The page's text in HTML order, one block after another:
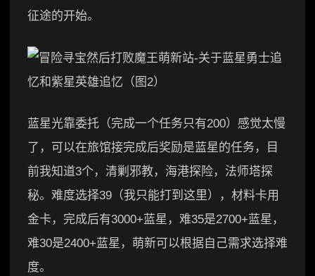
征途的开始。
蓝星光靠委托（完成一个任务只有200）感觉太慢
了，可以在旅馆接完成后奖励是蓝星的任务，目
前我知道3个，清剿邪教，海港探险，法师塔探
秘。难度选择39（我只能打到这里），材料卡用
金卡，完成后有3000+蓝星，难35是2700+蓝星，
难30是2400+蓝星，萌新可以根据自己需求选择难
度。